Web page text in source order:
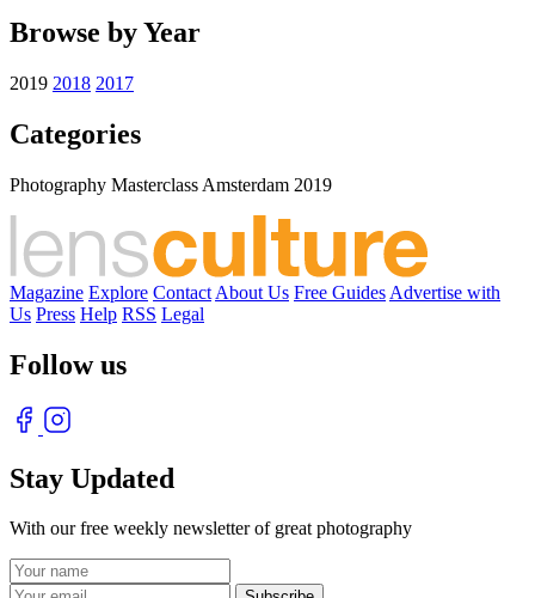
Browse by Year
2019 2018 2017
Categories
Photography Masterclass Amsterdam 2019
Magazine Explore Contact About Us Free Guides Advertise with
Us Press Help RSS Legal
Follow us
Stay Updated
With our free weekly newsletter of great photography